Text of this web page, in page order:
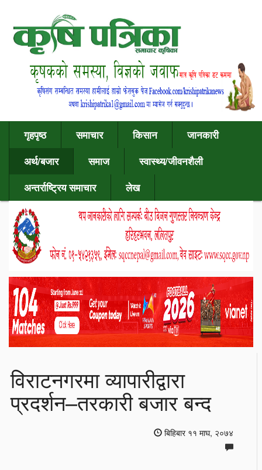
गृहपृष्ठ समाचार किसान
जानकारी
अर्थ/बजार
समाज
स्वास्थ्य/जीवनशैली
अन्तर्राष्ट्रिय समाचार
लेख
विराटनगरमा व्यापारीद्वारा
प्रदर्शन–तरकारी बजार बन्द
बिहिबार ११ माघ, २०७४